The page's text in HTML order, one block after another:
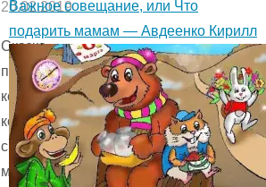
20.02.2019
Сказка
про
корову,
которая
своим
мычанием
Важное совещание, или Что
подарить мамам — Авдеенко Кирилл